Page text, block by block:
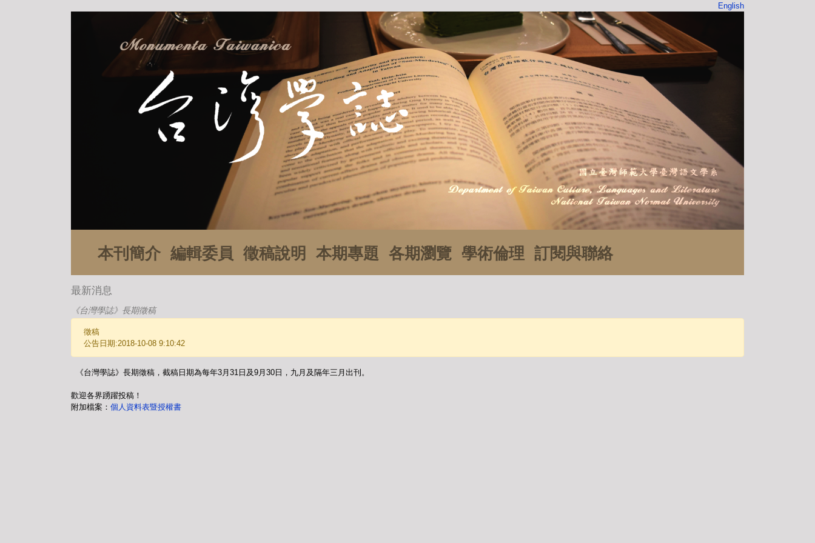
English
本刊簡介 編輯委員 徵稿說明 本期專題 各期瀏覽 學術倫理 訂閱與聯絡
最新消息
《台灣學誌》長期徵稿
徵稿
公告日期:2018-10-08 9:10:42
《台灣學誌》長期徵稿，截稿日期為每年3月31日及9月30日，九月及隔年三月出刊。
歡迎各界踴躍投稿！
附加檔案： 個人資料表暨授權書